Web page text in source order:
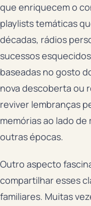
que enriquecem o
playlists temáticas
décadas, rádios
sucessos
baseadas no gosto
nova descoberta ou
reviver lembranças
memórias ao lado
outras épocas.
Outro aspecto
compartilhar esses
familiares. Muitas